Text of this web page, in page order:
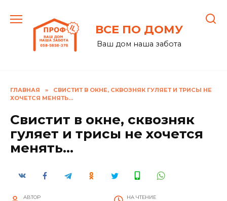
содержанию
ВСЕ ПО ДОМУ
Ваш дом наша забота
ГЛАВНАЯ »
СВИСТИТ В ОКНЕ, СКВОЗНЯК ГУЛЯЕТ И ТРИСЫ НЕ
ХОЧЕТСЯ МЕНЯТЬ…
Свистит в окне, сквозняк
гуляет и трисы не хочется
менять…
АВТОР НА ЧТЕНИЕ